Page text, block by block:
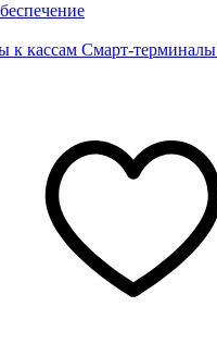
к кассам Смарт-терминалы